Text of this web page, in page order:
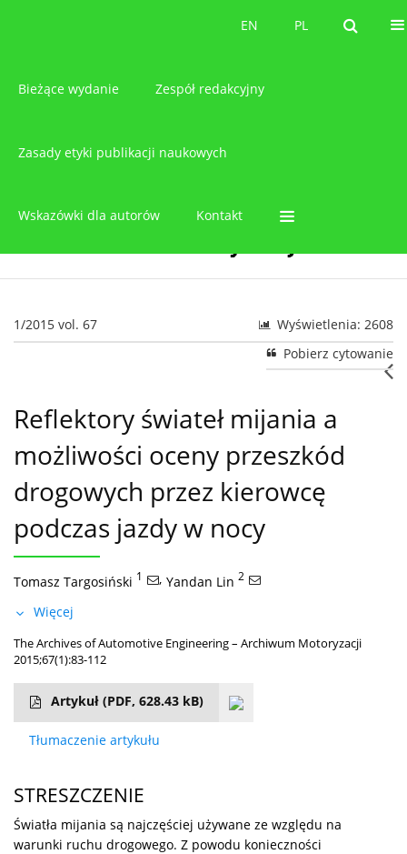
PL
EN PL
EN
Bieżące wydanie Zespół redakcyjny
Zasady etyki publikacji naukowych
Wskazówki dla autorów Kontakt
1/2015 vol. 67
Wyświetlenia: 2608
Pobierz cytowanie
Reflektory świateł mijania a
możliwości oceny przeszkód
drogowych przez kierowcę
podczas jazdy w nocy
Tomasz Targosiński 1 , Yandan Lin 2
Więcej
The Archives of Automotive Engineering – Archiwum Motoryzacji
2015;67(1):83-112
Artykuł (PDF, 628.43 kB)
Tłumaczenie artykułu
STRESZCZENIE
Światła mijania są najczęściej używane ze względu na
warunki ruchu drogowego. Z powodu koniecz­ności